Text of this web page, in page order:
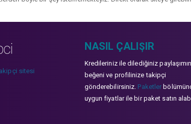
sitesi
NASIL ÇALIŞIR
Kredileriniz ile dilediğiniz
beğeni ve profilinize takipçi
gönderebilirsiniz. Paketler
uygun fiyatlar ile bir paket satın